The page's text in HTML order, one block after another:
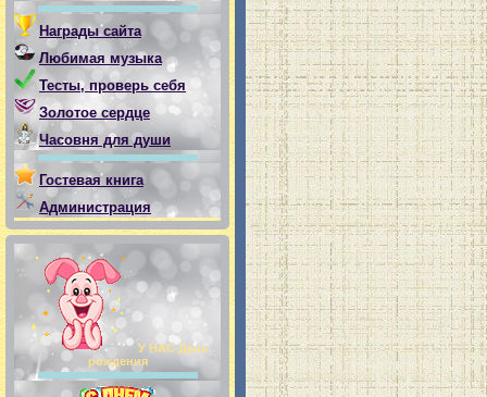
Награды сайта
Любимая музыка
Тесты, проверь себя
Золотое сердце
Часовня для души
Гостевая книга
Администрация
У НАС День
рождения